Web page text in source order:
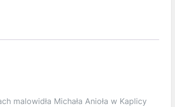
malowidła Michała Anioła w Kaplicy